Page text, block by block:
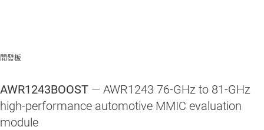
開發板
AWR1243BOOST — AWR1243 76-GHz to 81-GHz
high-performance automotive MMIC evaluation
module